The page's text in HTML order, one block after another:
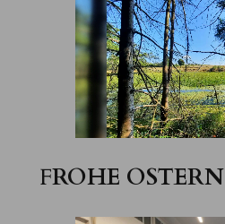
FROHE OSTERN